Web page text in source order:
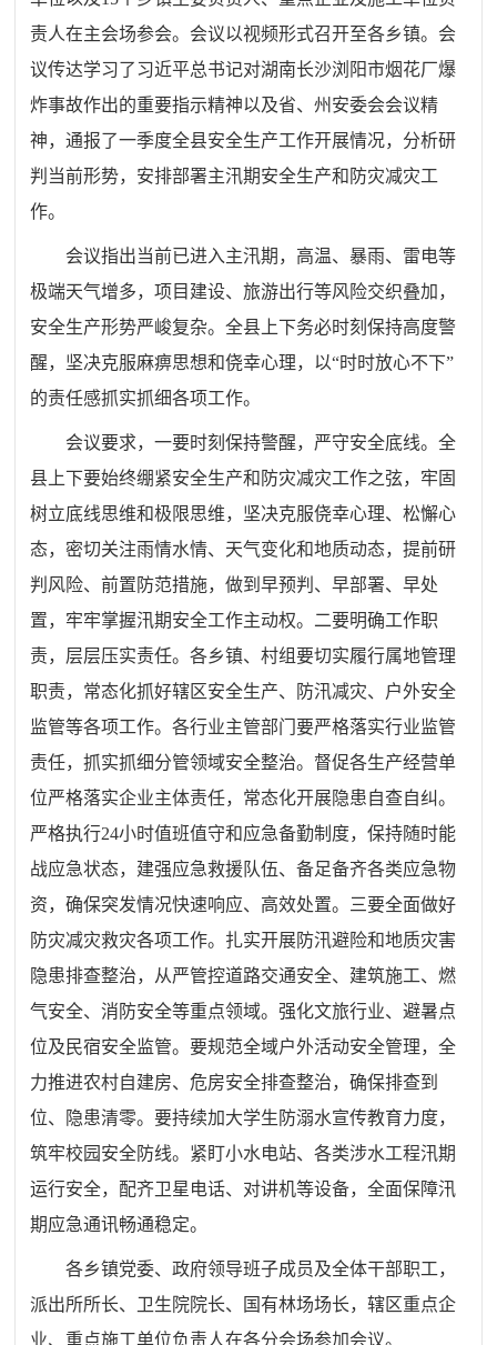
责人在主会场参会。会议以视频形式召开至各乡镇。会
议传达学习了习近平总书记对湖南长沙浏阳市烟花厂爆
炸事故作出的重要指示精神以及省、州安委会会议精
神，通报了一季度全县安全生产工作开展情况，分析研
判当前形势，安排部署主汛期安全生产和防灾减灾工
作。
会议指出当前已进入主汛期，高温、暴雨、雷电等
极端天气增多，项目建设、旅游出行等风险交织叠加，
安全生产形势严峻复杂。全县上下务必时刻保持高度警
醒，坚决克服麻痹思想和侥幸心理，以“时时放心不下”
的责任感抓实抓细各项工作。
会议要求，一要时刻保持警醒，严守安全底线。全
县上下要始终绷紧安全生产和防灾减灾工作之弦，牢固
树立底线思维和极限思维，坚决克服侥幸心理、松懈心
态，密切关注雨情水情、天气变化和地质动态，提前研
判风险、前置防范措施，做到早预判、早部署、早处
置，牢牢掌握汛期安全工作主动权。二要明确工作职
责，层层压实责任。各乡镇、村组要切实履行属地管理
职责，常态化抓好辖区安全生产、防汛减灾、户外安全
监管等各项工作。各行业主管部门要严格落实行业监管
责任，抓实抓细分管领域安全整治。督促各生产经营单
位严格落实企业主体责任，常态化开展隐患自查自纠。
严格执行24小时值班值守和应急备勤制度，保持随时能
战应急状态，建强应急救援队伍、备足备齐各类应急物
资，确保突发情况快速响应、高效处置。三要全面做好
防灾减灾救灾各项工作。扎实开展防汛避险和地质灾害
隐患排查整治，从严管控道路交通安全、建筑施工、燃
气安全、消防安全等重点领域。强化文旅行业、避暑点
位及民宿安全监管。要规范全域户外活动安全管理，全
力推进农村自建房、危房安全排查整治，确保排查到
位、隐患清零。要持续加大学生防溺水宣传教育力度，
筑牢校园安全防线。紧盯小水电站、各类涉水工程汛期
运行安全，配齐卫星电话、对讲机等设备，全面保障汛
期应急通讯畅通稳定。
各乡镇党委、政府领导班子成员及全体干部职工，
派出所所长、卫生院院长、国有林场场长，辖区重点企
业、重点施工单位负责人在各分会场参加会议。